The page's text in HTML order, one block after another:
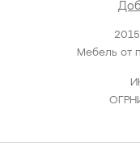
Мебель от